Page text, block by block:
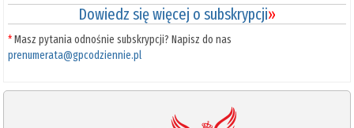
Dowiedz się więcej o subskrypcji»
*Masz pytania odnośnie subskrypcji? Napisz do nas
prenumerata@gpcodziennie.pl